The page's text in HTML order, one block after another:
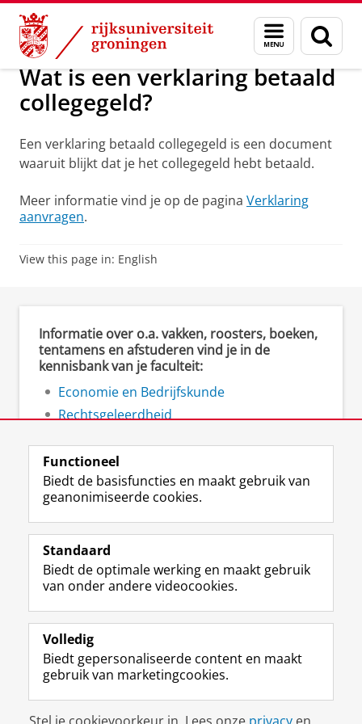
Skip
Content
Skip
Navigation
Menu
en
zoeken
Onderwijs Aanvragen verklaringen (student)
Wat is een verklaring betaald
collegegeld?
Een verklaring betaald collegegeld is een document
waaruit blijkt dat je het collegegeld hebt betaald.
Meer informatie vind je op de pagina Verklaring
aanvragen.
View this page in: English
Informatie over o.a. vakken, roosters, boeken,
tentamens en afstuderen vind je in de
kennisbank van je faculteit:
Economie en Bedrijfskunde
Rechtsgeleerdheid
Volg de RUG
F
a
e
b
o
p
a
i
n
L
i
k
e
I
-
p
g
i
R
S
-
f
e
R
k
s
I
n
t
r
m
c
c
Y
o
T
e
k
a
a
Studiekiezers
Alumni
Over ons
Disclaimer & Copyright
Functioneel
Biedt de basisfuncties en maakt gebruik van
geanonimiseerde cookies.
Standaard
Biedt de optimale werking en maakt gebruik
van onder andere videocookies.
Volledig
Biedt gepersonaliseerde content en maakt
gebruik van marketingcookies.